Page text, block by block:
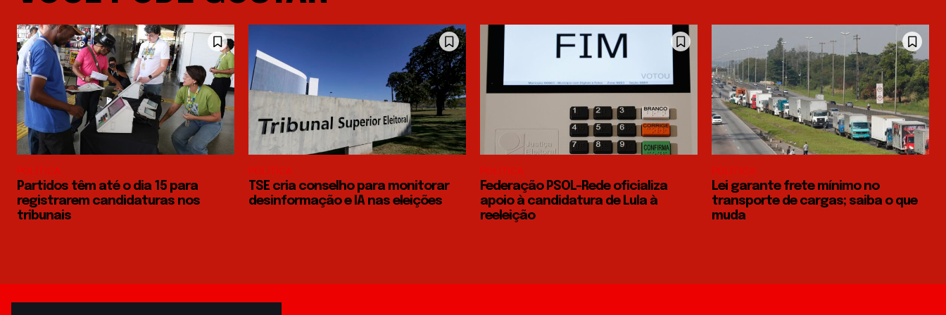
POLÍTICA
Partidos têm até o dia 15 para
registrarem candidaturas nos
tribunais
POLÍTICA
TSE cria conselho para monitorar
desinformação e IA nas eleições
POLÍTICA
Federação PSOL-Rede oficializa
apoio à candidatura de Lula à
reeleição
POLÍTICA
Lei garante frete mínimo no
transporte de cargas; saiba o que
muda